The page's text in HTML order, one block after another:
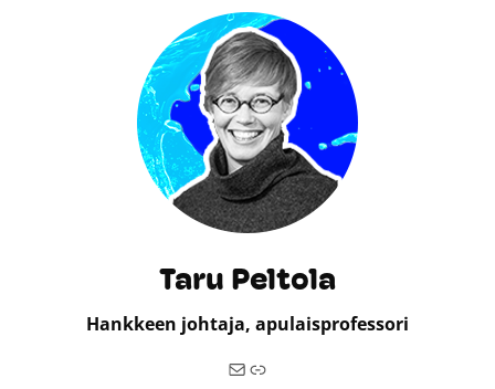
Taru Peltola
Hankkeen johtaja, apulaisprofessori
Sähköposti Taru Peltolan asiantuntijasivu syke.fissä